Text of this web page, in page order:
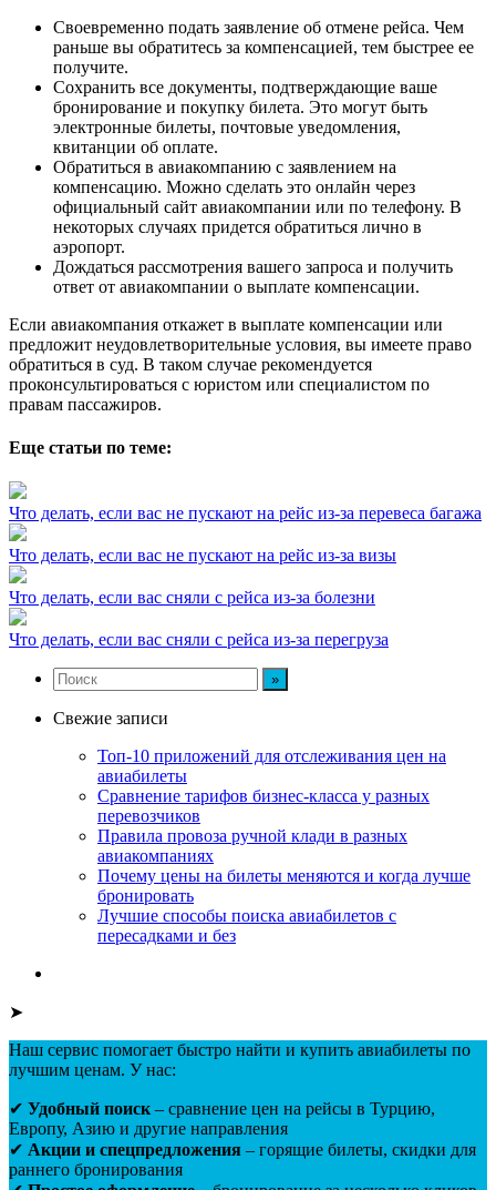
Своевременно подать заявление об отмене рейса. Чем
раньше вы обратитесь за компенсацией, тем быстрее ее
получите.
Сохранить все документы, подтверждающие ваше
бронирование и покупку билета. Это могут быть
электронные билеты, почтовые уведомления,
квитанции об оплате.
Обратиться в авиакомпанию с заявлением на
компенсацию. Можно сделать это онлайн через
официальный сайт авиакомпании или по телефону. В
некоторых случаях придется обратиться лично в
аэропорт.
Дождаться рассмотрения вашего запроса и получить
ответ от авиакомпании о выплате компенсации.
Если авиакомпания откажет в выплате компенсации или
предложит неудовлетворительные условия, вы имеете право
обратиться в суд. В таком случае рекомендуется
проконсультироваться с юристом или специалистом по
правам пассажиров.
Еще статьи по теме:
Что делать, если вас не пускают на рейс из-за перевеса багажа
Что делать, если вас не пускают на рейс из-за визы
Что делать, если вас сняли с рейса из-за болезни
Что делать, если вас сняли с рейса из-за перегруза
Свежие записи
Топ-10 приложений для отслеживания цен на
авиабилеты
Сравнение тарифов бизнес-класса у разных
перевозчиков
Правила провоза ручной клади в разных
авиакомпаниях
Почему цены на билеты меняются и когда лучше
бронировать
Лучшие способы поиска авиабилетов с
пересадками и без
➤
Наш сервис помогает быстро найти и купить авиабилеты по
лучшим ценам. У нас:
✔ Удобный поиск – сравнение цен на рейсы в Турцию,
Европу, Азию и другие направления
✔ Акции и спецпредложения – горящие билеты, скидки для
раннего бронирования